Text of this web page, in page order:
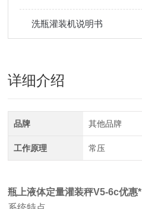
洗瓶灌装机说明书
详细介绍
品牌 其他品牌
工作原理 常压
瓶上液体定量灌装秤V5-6c优惠*